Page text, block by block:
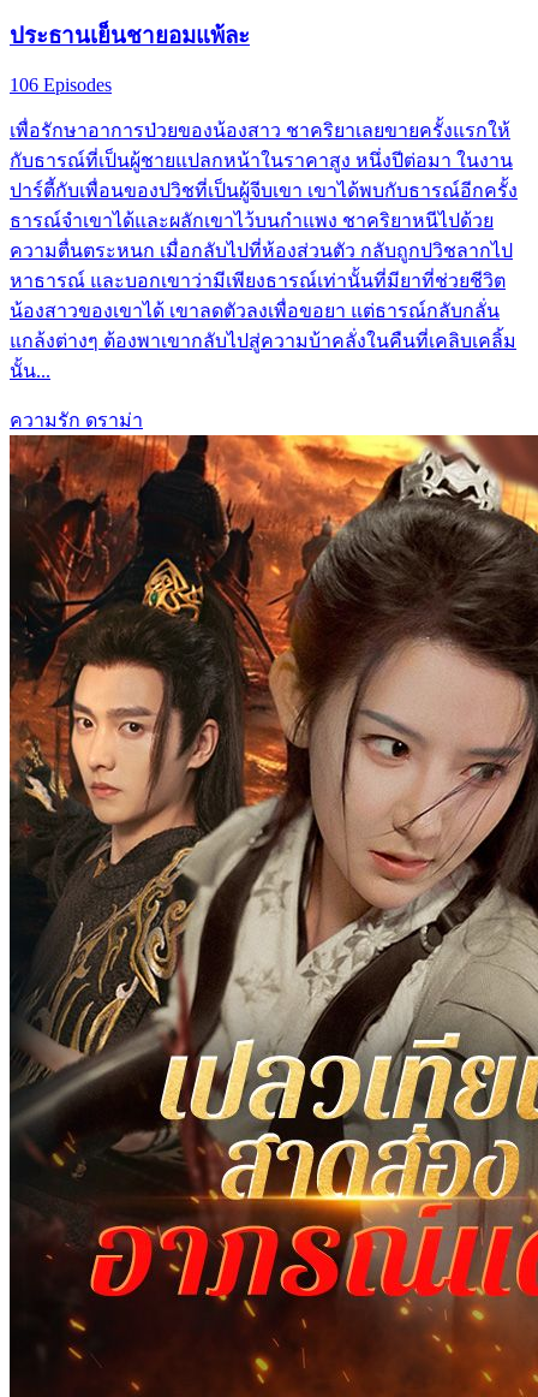
ประธานเย็นชายอมแพ้ละ
106 Episodes
เพื่อรักษาอาการป่วยของน้องสาว ชาคริยาเลยขายครั้งแรกให้
กับธารณ์ที่เป็นผู้ชายแปลกหน้าในราคาสูง หนึ่งปีต่อมา ในงาน
ปาร์ตี้กับเพื่อนของปวิชที่เป็นผู้จีบเขา เขาได้พบกับธารณ์อีกครั้ง
ธารณ์จำเขาได้และผลักเขาไว้บนกำแพง ชาคริยาหนีไปด้วย
ความตื่นตระหนก เมื่อกลับไปที่ห้องส่วนตัว กลับถูกปวิชลากไป
หาธารณ์ และบอกเขาว่ามีเพียงธารณ์เท่านั้นที่มียาที่ช่วยชีวิต
น้องสาวของเขาได้ เขาลดตัวลงเพื่อขอยา แต่ธารณ์กลับกลั่น
แกล้งต่างๆ ต้องพาเขากลับไปสู่ความบ้าคลั่งในคืนที่เคลิบเคลิ้ม
นั้น...
ความรัก ดราม่า